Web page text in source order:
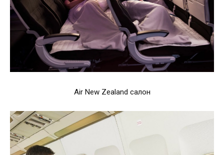
Air New Zealand салон